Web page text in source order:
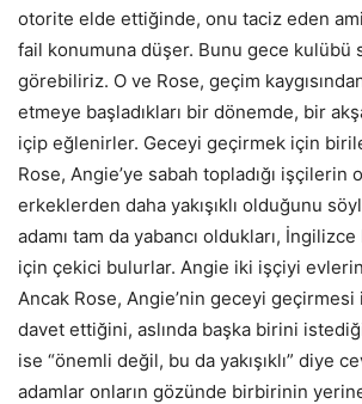
otorite elde ettiğinde, onu taciz eden
fail konumuna düşer. Bunu gece kulübü
görebiliriz. O ve Rose, geçim
etmeye başladıkları bir dönemde, bir
içip eğlenirler. Geceyi geçirmek için
Rose, Angie’ye sabah topladığı işçilerin
erkeklerden daha yakışıklı olduğunu
adamı tam da yabancı oldukları, İngilizce
için çekici bulurlar. Angie iki işçiyi
Ancak Rose, Angie’nin geceyi geçirmesi
davet ettiğini, aslında başka birini
ise “önemli değil, bu da yakışıklı” diye
adamlar onların gözünde birbirinin